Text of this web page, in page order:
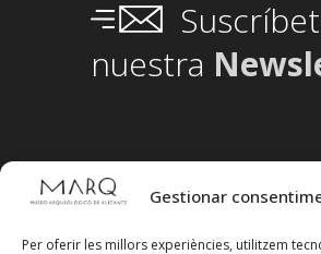
Gestionar
Per oferir les millors experiències, utilitzem
nuestra